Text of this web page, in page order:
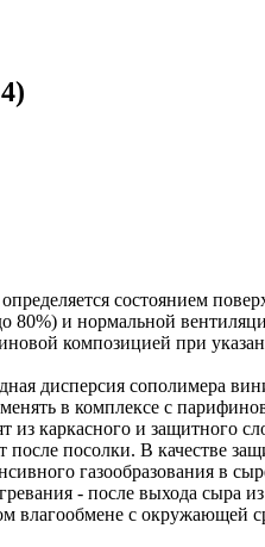
состоянием
и нормальной
композицией при
дисперсия сополимера
в комплексе с
каркасного и защитного
посолки. В качестве
газообразования в
- после выхода сыра
влагообмене с